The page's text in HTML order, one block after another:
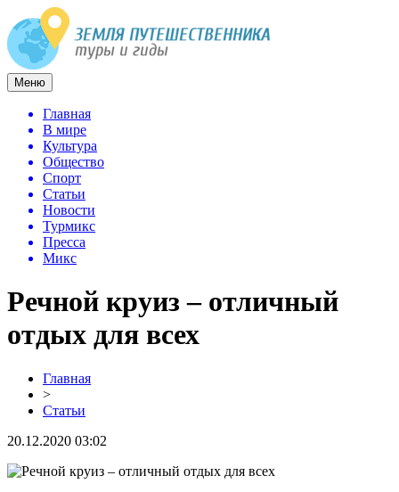
Меню
Главная
В мире
Культура
Общество
Спорт
Статьи
Новости
Турмикс
Пресса
Микс
Речной круиз – отличный
отдых для всех
Главная
>
Статьи
20.12.2020 03:02